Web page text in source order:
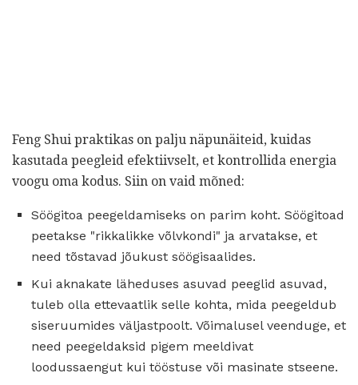
Feng Shui praktikas on palju näpunäiteid, kuidas
kasutada peegleid efektiivselt, et kontrollida energia
voogu oma kodus. Siin on vaid mõned:
Söögitoa peegeldamiseks on parim koht. Söögitoad
peetakse "rikkalikke võlvkondi" ja arvatakse, et
need tõstavad jõukust söögisaalides.
Kui aknakate läheduses asuvad peeglid asuvad,
tuleb olla ettevaatlik selle kohta, mida peegeldub
siseruumides väljastpoolt. Võimalusel veenduge, et
need peegeldaksid pigem meeldivat
loodussaengut kui tööstuse või masinate stseene.